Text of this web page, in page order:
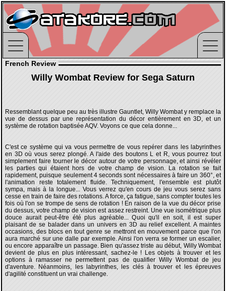
French Review
Willy Wombat Review for Sega Saturn
Ressemblant quelque peu au très illustre Gauntlet, Willy Wombat y remplace la
vue de dessus par une représentation du décor entièrement en 3D, et un
système de rotation baptisée AQV. Voyons ce que cela donne...
C'est ce système qui va vous permettre de vous repérer dans les labyrinthes
en 3D où vous serez plongé. A l'aide des boutons L et R, vous pourrez tout
simplement faire tourner le décor autour de votre personnage, et ainsi révéler
les parties qui étaient hors de votre champ de vision. La rotation se fait
rapidement, puisque seulement 4 seconds sont nécessaires à faire un 360°, et
l'animation reste totalement fluide. Techniquement, l'ensemble est plutôt
sympa, mais à la longue... Vous verrez qu'en cours de jeu vous serez sans
cesse en train de faire des rotations. A force, ça fatigue, sans compter toutes les
fois où l'on se trompe de sens de rotation ! En raison de la vue du décor prise
du dessus, votre champ de vision est assez restreint. Une vue isométrique plus
douce aurait peut-être été plus agréable... Quoi qu'il en soit, il est super
plaisant de se balader dans un univers en 3D au relief excellent. A maintes
occasions, des blocs en tout genre se mettront en mouvement parce que l'on
aura marché sur une dalle par exemple. Ainsi l'on verra se former un escalier,
ou encore apparaître un passage. Bien qu'assez triste au début, Willy Wombat
devient de plus en plus intéressant, sachez-le ! Les objets à trouver et les
options à ramasser ne permettent pas de qualifier Willy Wombat de jeu
d'aventure. Néanmoins, les labyrinthes, les clés à trouver et les épreuves
d'agilité constituent un vrai challenge.